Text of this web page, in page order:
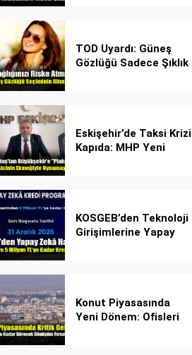
TOD Uyardı: Güneş
Gözlüğü Sadece Şıklık
Eskişehir’de Taksi Krizi
Kapıda: MHP Yeni
KOSGEB’den Teknoloji
Girişimlerine Yapay
Konut Piyasasında
Yeni Dönem: Ofisleri